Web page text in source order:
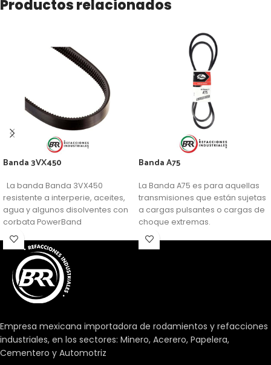
Productos relacionados
Banda 3VX450
La banda Banda 3VX450
resistente a interperie, aceites,
agua y algunos disolventes con
corbata PowerBand
Banda A75
La Banda A75 es para aquellas
transmisiones que están sujetas
a cargas pulsantes o cargas de
choque extremas.
Empresa mexicana importadora de rodamientos y refacciones
industriales, en los sectores: Minero, Acerero, Papelera,
Cementero y Automotriz